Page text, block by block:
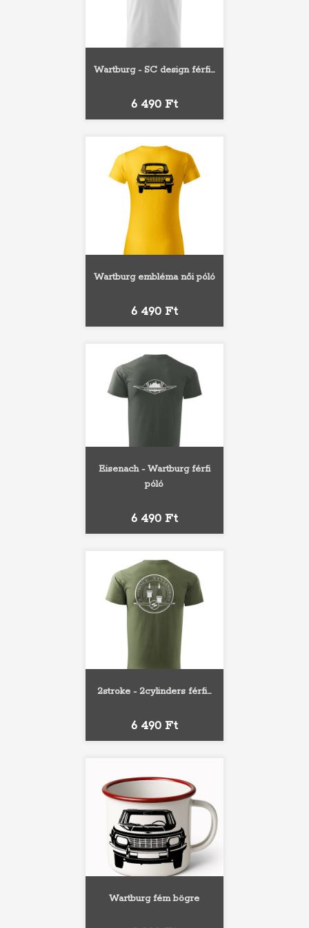
Wartburg - SC design férfi...
Ár
6 490 Ft
Wartburg embléma női póló
Ár
6 490 Ft
Eisenach - Wartburg férfi
póló
Ár
6 490 Ft
2stroke - 2cylinders férfi...
Ár
6 490 Ft
Wartburg fém bögre